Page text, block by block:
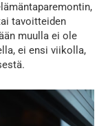
tavoitteiden
muulla ei ole
ei ensi viikolla,